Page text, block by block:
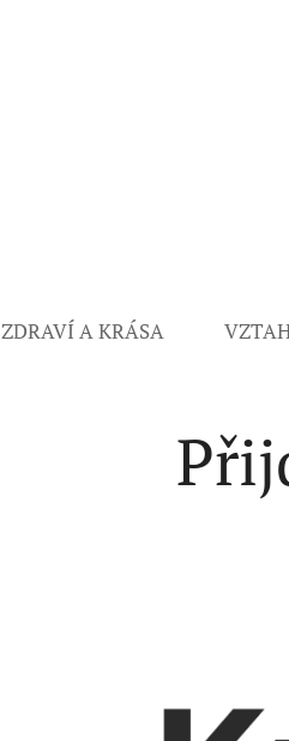
ZDRAVÍ A KRÁSA